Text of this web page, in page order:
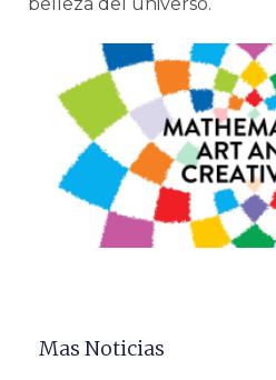
Mas Noticias